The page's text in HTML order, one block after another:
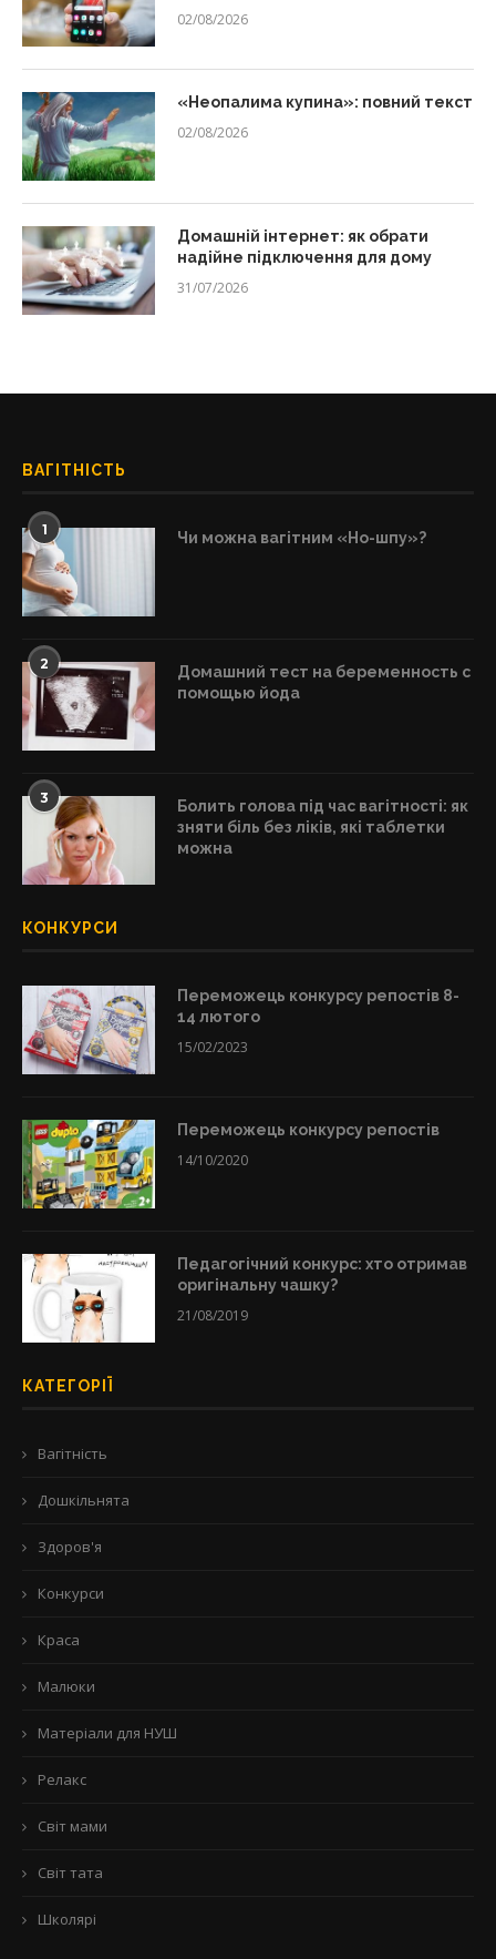
02/08/2026
«Неопалима купина»: повний текст
02/08/2026
Домашній інтернет: як обрати
надійне підключення для дому
31/07/2026
ВАГІТНІСТЬ
1 Чи можна вагітним «Но-шпу»?
2
Домашний тест на беременность с
помощью йода
3
Болить голова під час вагітності: як
зняти біль без ліків, які таблетки
можна
КОНКУРСИ
Переможець конкурсу репостів 8-
14 лютого
15/02/2023
Переможець конкурсу репостів
14/10/2020
Педагогічний конкурс: хто отримав
оригінальну чашку?
21/08/2019
КАТЕГОРІЇ
Вагітність
Дошкільнята
Здоров'я
Конкурси
Краса
Малюки
Матеріали для НУШ
Релакс
Світ мами
Світ тата
Школярі